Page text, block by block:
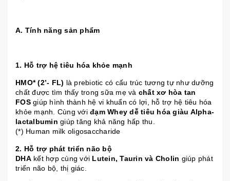
A. Tính năng sản phẩm
1. Hỗ trợ hệ tiêu hóa khỏe mạnh
HMO* (2’- FL) là prebiotic có cấu trúc tương tự như dưỡng
chất được tìm thấy trong sữa mẹ và chất xơ hòa tan
FOSgiúp hình thành hệ vi khuẩn có lợi, hỗ trợ hệ tiêu hóa
khỏe mạnh. Cùng với đạm Whey dễ tiêu hóa giàu Alpha-
lactalbumin giúp tăng khả năng hấp thu.
(*) Human milk oligosaccharide
2. Hỗ trợ phát triển não bộ
DHAkết hợp cùng với Lutein, Taurin và Cholin giúp phát
triển não bộ, thị giác.